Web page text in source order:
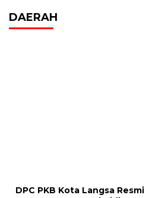
DAERAH
DPC PKB Kota Langsa